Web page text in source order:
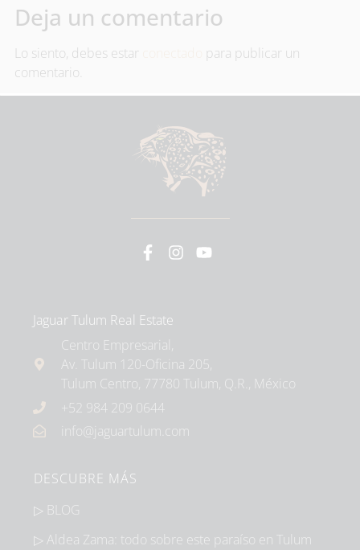
Deja un comentario
Lo siento, debes estar
para publicar un
comentario.
Jaguar Tulum Real Estate
Centro Empresarial,
Av. Tulum 120-Oficina 205,
Tulum Centro, 77780 Tulum, Q.R., México
+52 984 209 0644
info@jaguartulum.com
DESCUBRE MÁS
▷ BLOG
▷ Aldea Zama: todo sobre este paraíso en Tulum